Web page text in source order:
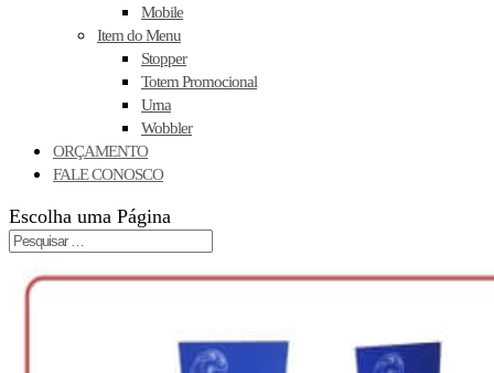
Mobile
Item do Menu
Stopper
Totem Promocional
Urna
Wobbler
ORÇAMENTO
FALE CONOSCO
Escolha uma Página